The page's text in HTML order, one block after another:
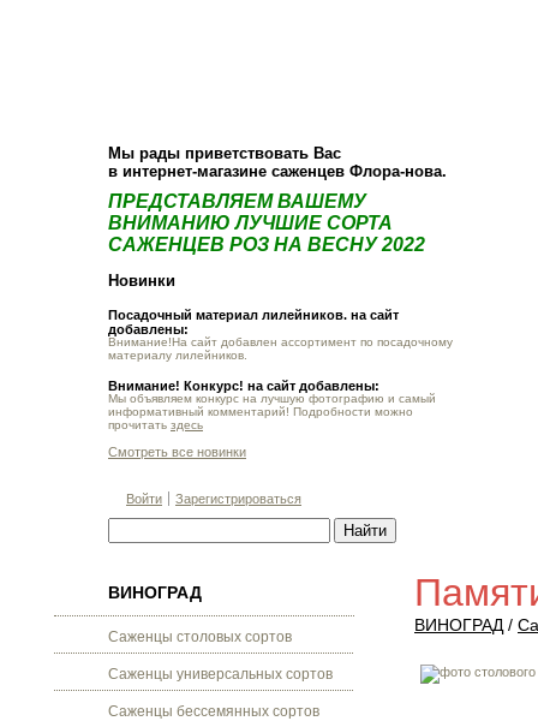
Мы рады приветствовать Вас
в интернет-магазине саженцев Флора-нова.
ПРЕДСТАВЛЯЕМ ВАШЕМУ
ВНИМАНИЮ ЛУЧШИЕ СОРТА
САЖЕНЦЕВ РОЗ НА ВЕСНУ 2022
Новинки
Посадочный материал лилейников. на сайт
добавлены:
Внимание!На сайт добавлен ассортимент по посадочному
материалу лилейников.
Внимание! Конкурс! на сайт добавлены:
Мы объявляем конкурс на лучшую фотографию и самый
информативный комментарий! Подробности можно
прочитать здесь
Смотреть все новинки
Войти Зарегистрироваться
ВИНОГРАД
Саженцы столовых сортов
Саженцы универсальных сортов
Саженцы бессемянных сортов
ВИНОГРАД /